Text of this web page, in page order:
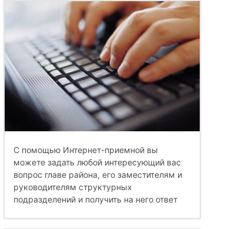
С помощью Интернет-приемной вы
можете задать любой интересующий вас
вопрос главе района, его заместителям и
руководителям структурных
подразделений и получить на него ответ